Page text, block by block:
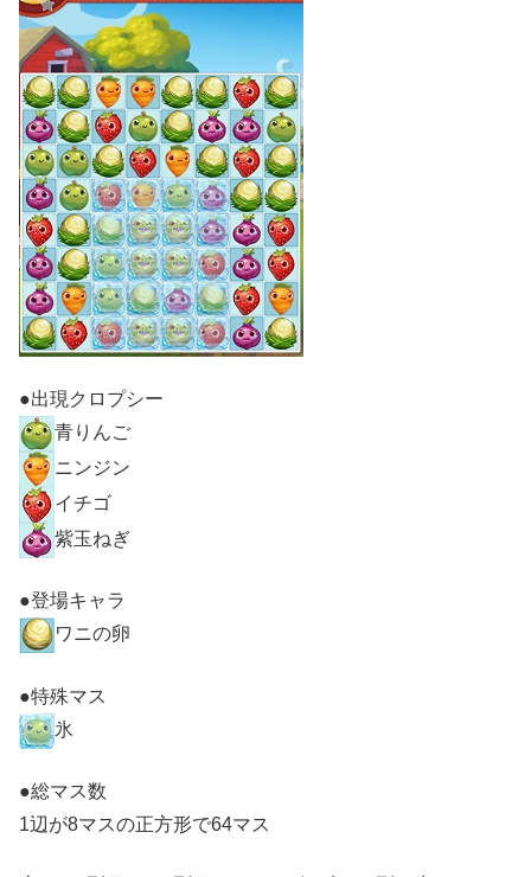
●出現クロプシー
青りんご
ニンジン
イチゴ
紫玉ねぎ
●登場キャラ
ワニの卵
●特殊マス
氷
●総マス数
1辺が8マスの正方形で64マス